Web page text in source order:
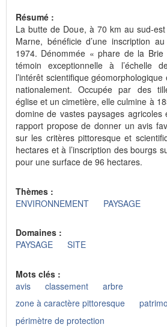
Résumé :
La butte de Doue, à 70 km au sud-
Marne, bénéficie d’une inscription
1974. Dénommée « phare de la Brie
témoin exceptionnelle à l’échelle
l’intérêt scientifique
nationalement. Occupée par des
église et un cimetière, elle culmine à
domine de vastes paysages
rapport propose de donner un avis
sur les critères pittoresque et
hectares et à l’inscription des bourgs
pour une surface de 96 hectares.
Thèmes :
ENVIRONNEMENT
PAYSAGE
Domaines :
PAYSAGE
SITE
Mots clés :
avis
classement
arbre
zone à caractère pittoresque
périmètre de protection